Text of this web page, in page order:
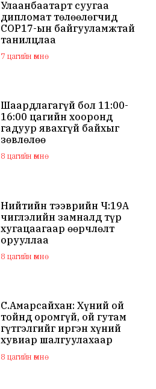
Улаанбаатарт суугаа
дипломат төлөөлөгчид
COP17-ын байгууламжтай
танилцлаа
7 цагийн өмнө
Шаардлагагүй бол 11:00-
16:00 цагийн хооронд
гадуур явахгүй байхыг
зөвлөлөө
8 цагийн өмнө
Нийтийн тээврийн Ч:19А
чиглэлийн замналд түр
хугацаагаар өөрчлөлт
орууллаа
8 цагийн өмнө
С.Амарсайхан: Хүний ой
тойнд оромгүй, ой гутам
гүтгэлгийг иргэн хүний
хувиар шалгуулахаар
хуулийн байгууллагад
хандсан
8 цагийн өмнө